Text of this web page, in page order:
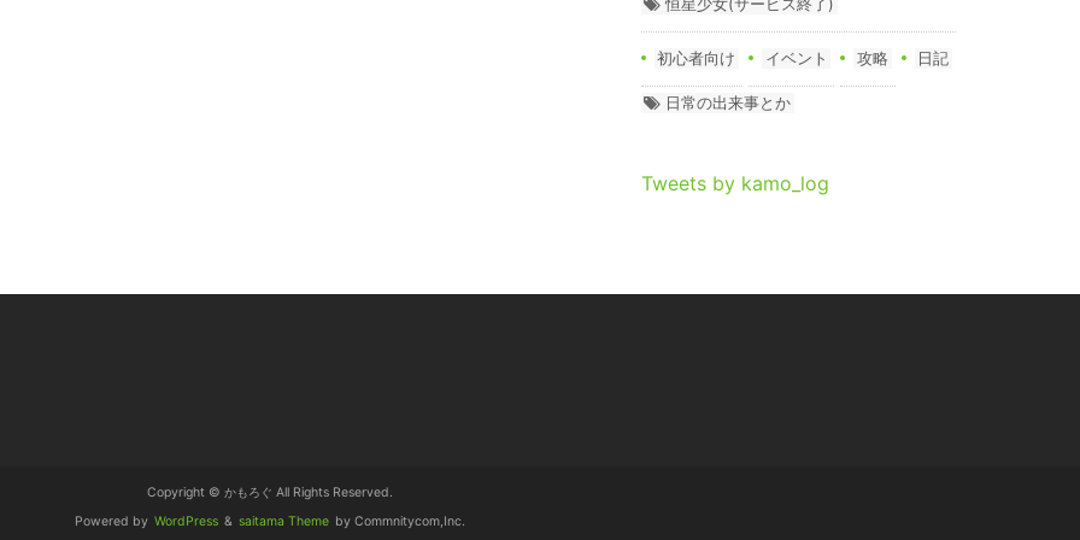
初心者向け イベント 攻略 日記
日常の出来事とか
Tweets by kamo_log
Copyright © かもろぐ All Rights Reserved.
Powered by WordPress & saitama Theme by Commnitycom,Inc.